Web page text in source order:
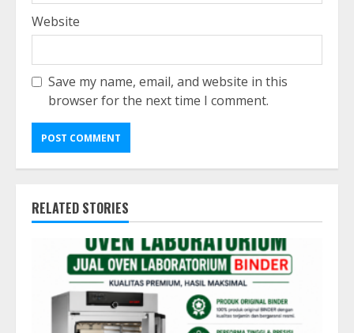
Website
Save my name, email, and website in this
browser for the next time I comment.
RELATED STORIES